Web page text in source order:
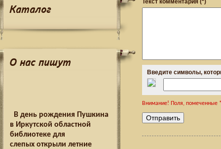
Каталог
О нас пишут
В день рождения Пушкина
в Иркутской областной
библиотеке для
слепых открыли летние
Текст комментария (*)
Введите символы,
Внимание! Поля, помеченные